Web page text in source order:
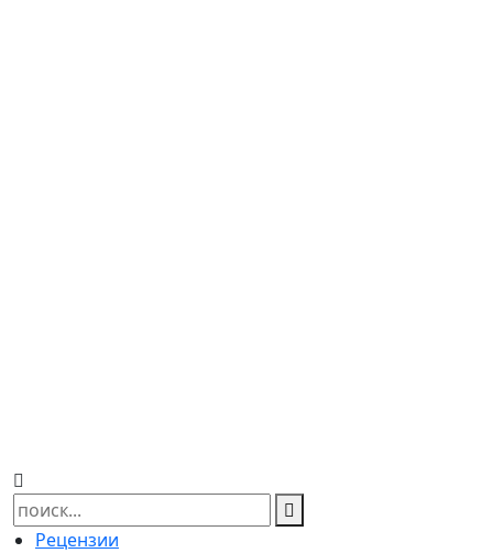
Найти:
Рецензии